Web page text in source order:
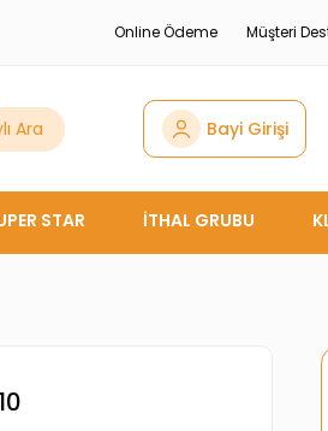
Online Ödeme Müşteri
Ara Bayi Girişi
STAR İTHAL GRUBU